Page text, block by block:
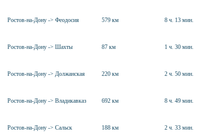
Ростов-на-Дону -> Феодосия 579 км 8 ч. 13 мин.
Ростов-на-Дону -> Шахты 87 км 1 ч. 30 мин.
Ростов-на-Дону -> Должанская 220 км 2 ч. 50 мин.
Ростов-на-Дону -> Владикавказ 692 км 8 ч. 49 мин.
Ростов-на-Дону -> Сальск 188 км 2 ч. 33 мин.